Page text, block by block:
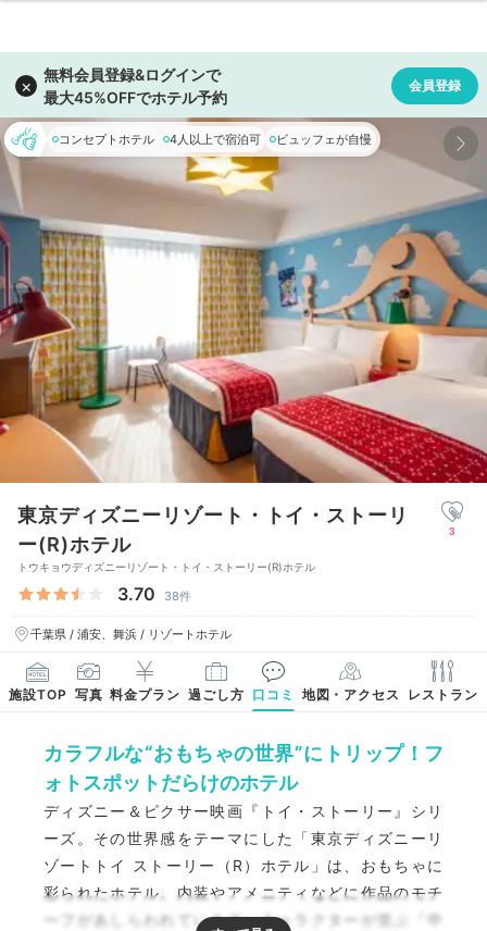
コンセプトホテル 4人以上で宿泊可 ビュッフェが自慢
東京ディズニーリゾート・トイ・ストーリ
ー(R)ホテル
トウキョウディズニーリゾート・トイ・ストーリー(R)ホテル
3.70 38件
千葉県 / 浦安、舞浜 / リゾートホテル
3
施設TOP 写真 料金プラン 過ごし方 口コミ 地図・アクセス レストラン
カラフルな“おもちゃの世界”にトリップ！フ
ォトスポットだらけのホテル
ディズニー＆ピクサー映画『トイ・ストーリー』シリ
ーズ。その世界感をテーマにした「東京ディズニーリ
ゾートトイ ストーリー（R）ホテル」は、おもちゃに
彩られたホテル。内装やアメニティなどに作品のモチ
ーフがあしらわれています。キャラクターが並ぶ「中